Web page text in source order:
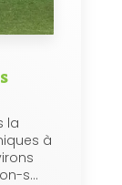
la
à
s...